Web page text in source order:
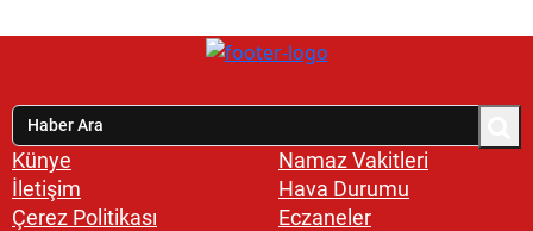
Künye
İletişim
Çerez Politikası
Namaz Vakitleri
Hava Durumu
Eczaneler